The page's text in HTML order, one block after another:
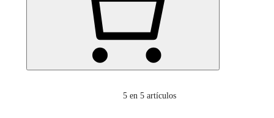
5 en 5 artículos